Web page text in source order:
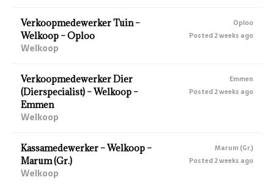
Verkoopmedewerker Tuin –
Welkoop – Oploo
Welkoop
Oploo
Posted 2 weeks ago
Verkoopmedewerker Dier
(Dierspecialist) – Welkoop –
Emmen
Welkoop
Emmen
Posted 2 weeks ago
Kassamedewerker – Welkoop –
Marum (Gr.)
Welkoop
Marum (Gr.)
Posted 2 weeks ago